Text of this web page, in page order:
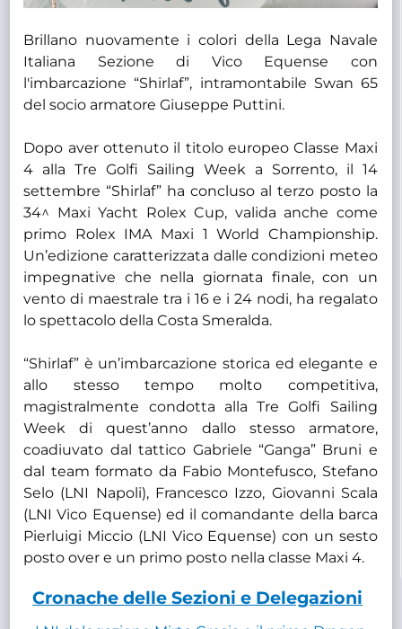
Brillano nuovamente i colori della Lega Navale
Italiana Sezione di Vico Equense con
l'imbarcazione “Shirlaf”, intramontabile Swan 65
del socio armatore Giuseppe Puttini.
Dopo aver ottenuto il titolo europeo Classe Maxi
4 alla Tre Golfi Sailing Week a Sorrento, il 14
settembre “Shirlaf” ha concluso al terzo posto la
34^ Maxi Yacht Rolex Cup, valida anche come
primo Rolex IMA Maxi 1 World Championship.
Un’edizione caratterizzata dalle condizioni meteo
impegnative che nella giornata finale, con un
vento di maestrale tra i 16 e i 24 nodi, ha regalato
lo spettacolo della Costa Smeralda.
“Shirlaf” è un’imbarcazione storica ed elegante e
allo stesso tempo molto competitiva,
magistralmente condotta alla Tre Golfi Sailing
Week di quest’anno dallo stesso armatore,
coadiuvato dal tattico Gabriele “Ganga” Bruni e
dal team formato da Fabio Montefusco, Stefano
Selo (LNI Napoli), Francesco Izzo, Giovanni Scala
(LNI Vico Equense) ed il comandante della barca
Pierluigi Miccio (LNI Vico Equense) con un sesto
posto over e un primo posto nella classe Maxi 4.
Cronache delle Sezioni e Delegazioni